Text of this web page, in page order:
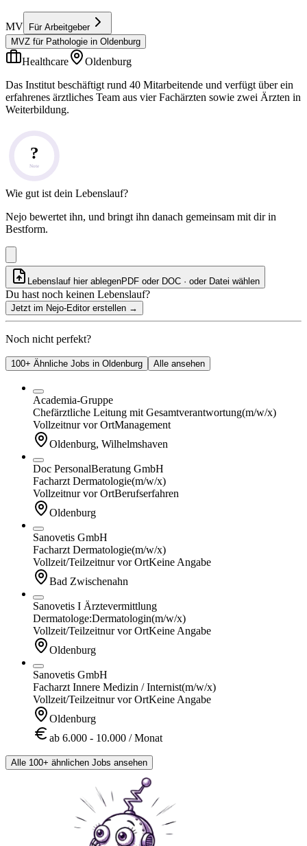
MV
Für Arbeitgeber
MVZ für Pathologie in Oldenburg
Healthcare
Oldenburg
Das Institut beschäftigt rund 40 Mitarbeitende und verfügt über ein
erfahrenes ärztliches Team aus vier Fachärzten sowie zwei Ärzten in
Weiterbildung.
?
Note
Wie gut ist dein Lebenslauf?
Nejo bewertet ihn, und bringt ihn danach gemeinsam mit dir in
Bestform.
Lebenslauf hier ablegenPDF oder DOC · oder Datei wählen
Du hast noch keinen Lebenslauf?
Jetzt im Nejo-Editor erstellen →
Noch nicht perfekt?
100+ Ähnliche Jobs in Oldenburg Alle ansehen
Academia-Gruppe
Chefärztliche Leitung mit Gesamtverantwortung(m/w/x)
Vollzeitnur vor OrtManagement
Oldenburg, Wilhelmshaven
Doc PersonalBeratung GmbH
Facharzt Dermatologie(m/w/x)
Vollzeitnur vor OrtBerufserfahren
Oldenburg
Sanovetis GmbH
Facharzt Dermatologie(m/w/x)
Vollzeit/Teilzeitnur vor OrtKeine Angabe
Bad Zwischenahn
Sanovetis I Ärztevermittlung
Dermatologe:Dermatologin(m/w/x)
Vollzeit/Teilzeitnur vor OrtKeine Angabe
Oldenburg
Sanovetis GmbH
Facharzt Innere Medizin / Internist(m/w/x)
Vollzeit/Teilzeitnur vor OrtKeine Angabe
Oldenburg
ab 6.000 - 10.000 / Monat
Alle 100+ ähnlichen Jobs ansehen